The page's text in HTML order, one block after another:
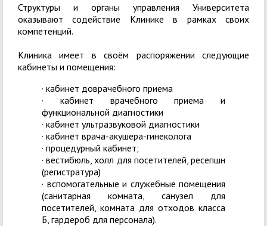
Структуры и органы управления Университета
оказывают содействие Клинике в рамках своих
компетенций.
Клиника имеет в своём распоряжении следующие
кабинеты и помещения:
· кабинет доврачебного приема
· кабинет врачебного приема и
функциональной диагностики
· кабинет ультразвуковой диагностики
· кабинет врача-акушера-гинеколога
· процедурный кабинет;
· вестибюль, холл для посетителей, ресепшн
(регистратура)
· вспомогательные и служебные помещения
(санитарная комната, санузел для
посетителей, комната для отходов класса
Б, гардероб для персонала).